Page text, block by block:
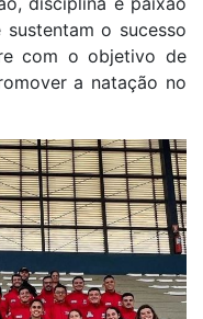
o sucesso
com o objetivo de
a natação no